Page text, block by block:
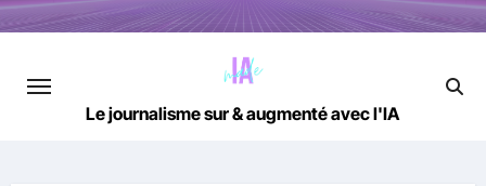
Skip
content
Le journalisme sur & augmenté avec l'IA